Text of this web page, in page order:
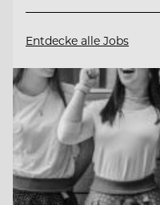
Entdecke alle Jobs